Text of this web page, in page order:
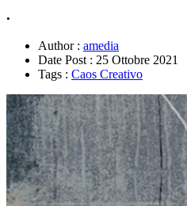
.
Author : amedia
Date Post : 25 Ottobre 2021
Tags : Caos Creativo